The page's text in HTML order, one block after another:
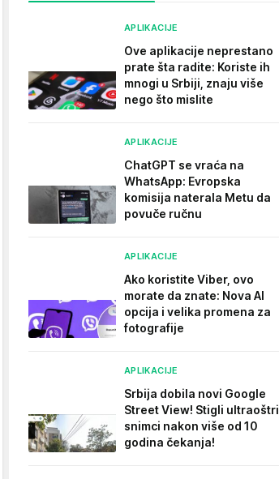
APLIKACIJE
Ove aplikacije neprestano
prate šta radite: Koriste ih
mnogi u Srbiji, znaju više
nego što mislite
APLIKACIJE
ChatGPT se vraća na
WhatsApp: Evropska
komisija naterala Metu da
povuče ručnu
APLIKACIJE
Ako koristite Viber, ovo
morate da znate: Nova AI
opcija i velika promena za
fotografije
APLIKACIJE
Srbija dobila novi Google
Street View! Stigli ultraoštri
snimci nakon više od 10
godina čekanja!